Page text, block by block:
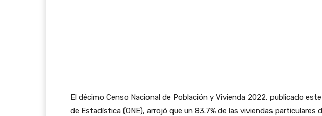
El décimo Censo Nacional de Población y Vivienda 2022, publicado
de Estadística (ONE), arrojó que un 83.7% de las viviendas particulares